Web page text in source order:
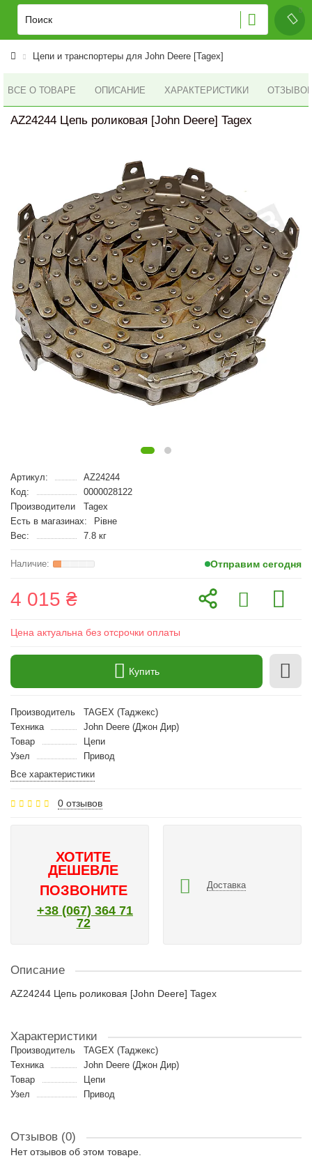
Цепи и транспортеры для John Deere [Tagex]
ВСЕ О ТОВАРЕ ОПИСАНИЕ ХАРАКТЕРИСТИКИ ОТЗЫВОВ
AZ24244 Цепь роликовая [John Deere] Tagex
Артикул:
AZ24244
Код:
0000028122
Производители
Tagex
Есть в магазинах:
Рівне
Вес:
7.8 кг
Отправим сегодня
4 015 ₴
Цена актуальна без отсрочки оплаты
Купить
Производитель
TAGEX (Таджекс)
Техника
John Deere (Джон Дир)
Товар
Цепи
Узел
Привод
Все характеристики
0 отзывов
ХОТИТЕ
ДЕШЕВЛЕ
ПОЗВОНИТЕ
+38 (067) 364 71
72
Доставка
Описание
AZ24244 Цепь роликовая [John Deere] Tagex
Характеристики
Производитель
TAGEX (Таджекс)
Техника
John Deere (Джон Дир)
Товар
Цепи
Узел
Привод
Отзывов (0)
Нет отзывов об этом товаре.